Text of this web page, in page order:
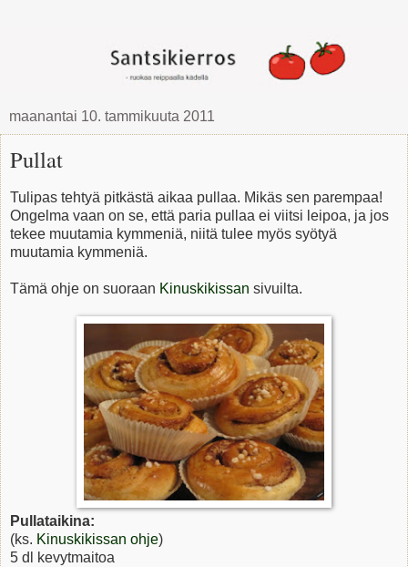
maanantai 10. tammikuuta 2011
Pullat
Tulipas tehtyä pitkästä aikaa pullaa. Mikäs sen parempaa!
Ongelma vaan on se, että paria pullaa ei viitsi leipoa, ja jos
tekee muutamia kymmeniä, niitä tulee myös syötyä
muutamia kymmeniä.
Tämä ohje on suoraan Kinuskikissan sivuilta.
Pullataikina:
(ks. Kinuskikissan ohje)
5 dl kevytmaitoa